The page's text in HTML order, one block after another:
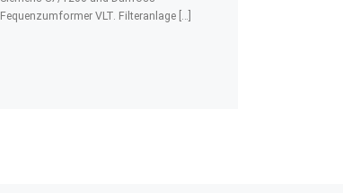
Fequenzumformer VLT. Filteranlage […]